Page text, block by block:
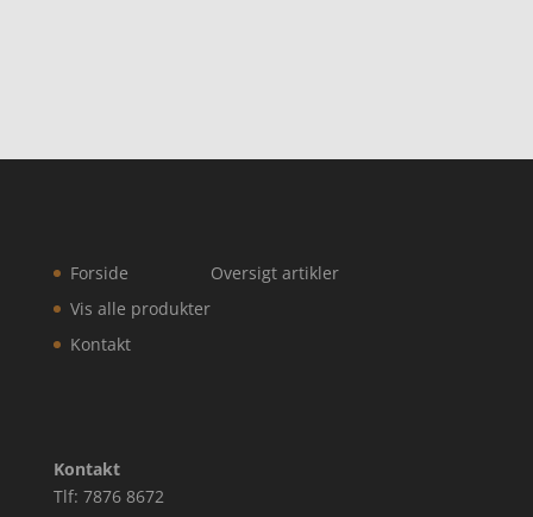
Forside
Vis alle produkter
Kontakt
Oversigt artikler
Kontakt
Tlf: 7876 8672